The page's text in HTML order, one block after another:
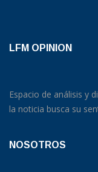
LFM OPINION
Espacio de análisis y
la noticia busca su
NOSOTROS